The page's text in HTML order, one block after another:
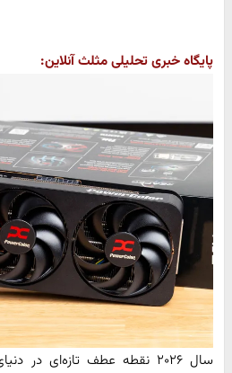
پایگاه خبری تحلیلی مثلث آنلاین:
سال ۲۰۲۶ نقطه‌ عطف تازه‌ای